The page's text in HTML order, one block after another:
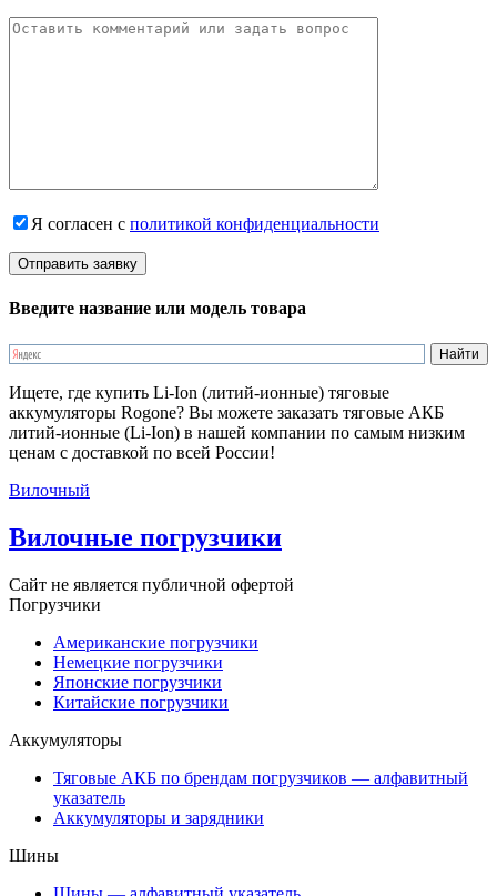
Я согласен с политикой конфиденциальности
Введите название или модель товара
Ищете, где купить Li-Ion (литий-ионные) тяговые
аккумуляторы Rogone? Вы можете заказать тяговые АКБ
литий-ионные (Li-Ion) в нашей компании по самым низким
ценам с доставкой по всей России!
Вилочный
Вилочные погрузчики
Сайт не является публичной офертой
Погрузчики
Американские погрузчики
Немецкие погрузчики
Японские погрузчики
Китайские погрузчики
Аккумуляторы
Тяговые АКБ по брендам погрузчиков — алфавитный
указатель
Аккумуляторы и зарядники
Шины